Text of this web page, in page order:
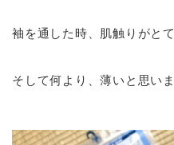
袖を通した時、肌触りがと
そして何より、薄いと思いま